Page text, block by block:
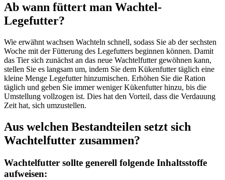
Ab wann füttert man Wachtel-
Legefutter?
Wie erwähnt wachsen Wachteln schnell, sodass Sie ab der sechsten
Woche mit der Fütterung des Legefutters beginnen können. Damit
das Tier sich zunächst an das neue Wachtelfutter gewöhnen kann,
stellen Sie es langsam um, indem Sie dem Kükenfutter täglich eine
kleine Menge Legefutter hinzumischen. Erhöhen Sie die Ration
täglich und geben Sie immer weniger Kükenfutter hinzu, bis die
Umstellung vollzogen ist. Dies hat den Vorteil, dass die Verdauung
Zeit hat, sich umzustellen.
Aus welchen Bestandteilen setzt sich
Wachtelfutter zusammen?
Wachtelfutter sollte generell folgende Inhaltsstoffe
aufweisen: